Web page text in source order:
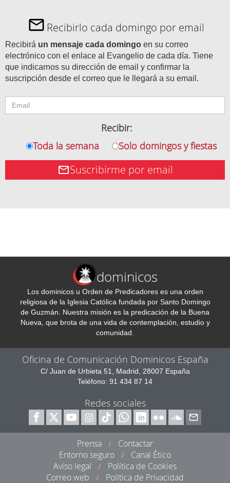
Recibirlo cada domingo por email
Recibirá un mensaje cada domingo en su correo
electrónico con el enlace al Evangelio de cada día. Tiene
que indicarnos su dirección de email y confirmar la
suscripción desde el correo que le llegará a su email.
Recibir:
Toda la semana
Solo domingos y fiestas
Suscribirme por email
dominicos
Los dominicos u Orden de Predicadores es una orden
religiosa de la Iglesia Católica fundada por Santo Domingo
de Guzmán. Nuestra misión es la predicación de la Buena
Nueva, que brota de una vida de contemplación, estudio y
comunidad.
Oficina de Comunicación Dominicos España
C/ Juan de Urbieta 51, Madrid, 28007 España
Teléfono: 91 434 87 14
Redes sociales
Prensa /
Contactar
Entorno seguro
/
Canal Ético
Aviso legal
/
Política de Cookies
Correo web
/ Política de Privacidad